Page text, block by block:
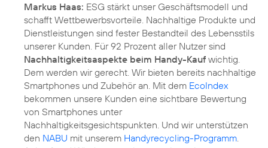
Markus Haas: ESG stärkt unser Geschäftsmodell und
schafft Wettbewerbsvorteile. Nachhaltige Produkte und
Dienstleistungen sind fester Bestandteil des Lebensstils
unserer Kunden. Für 92 Prozent aller Nutzer sind
Nachhaltigkeitsaspekte beim Handy-Kauf wichtig.
Dem werden wir gerecht. Wir bieten bereits nachhaltige
Smartphones und Zubehör an. Mit dem EcoIndex
bekommen unsere Kunden eine sichtbare Bewertung
von Smartphones unter
Nachhaltigkeitsgesichtspunkten. Und wir unterstützen
den NABU mit unserem Handyrecycling-Programm.